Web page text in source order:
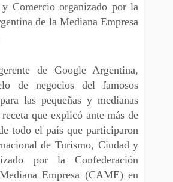
Comercio organizado por la
de la Mediana Empresa
de Google Argentina,
de negocios del famosos
las pequeñas y medianas
que explicó ante más de
todo el país que participaron
de Turismo, Ciudad y
por la Confederación
Empresa (CAME) en